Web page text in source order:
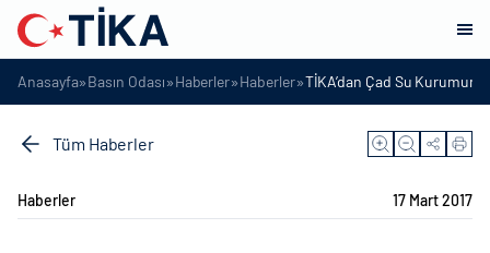
Anasayfa»Basın Odası»Haberler»Haberler»TİKA’dan Çad Su
Tüm Haberler
Haberler 17 Mart 2017